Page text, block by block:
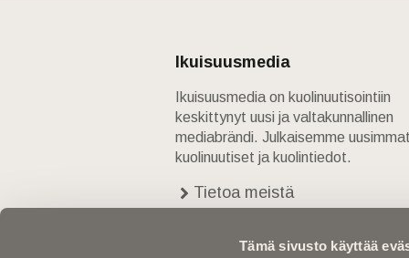
Tämä sivusto käyttää
Ikuisuusmedia
Ikuisuusmedia on kuolinuutisointiin
keskittynyt uusi ja valtakunnallinen
mediabrändi. Julkaisemme uusimmat
kuolinuutiset ja kuolintiedot.
Tietoa meistä
Yhteystiedot